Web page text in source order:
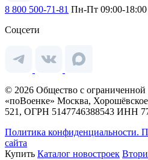
8 800 500-71-81 Пн-Пт 09:00-18:00
Соцсети
© 2026 Общество с ограниченной
«поВоенке» Москва,
521, ОГРН 5147746388543 ИНН
Политика конфиденциальности.
сайта
Купить Каталог новостроек